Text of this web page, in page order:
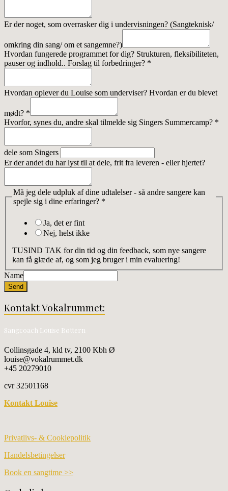
Er der noget, som overrasker dig i undervisningen? (Sangteknisk/
omkring din sang/ om et sangemne?)
Hvordan fungerede programmet for dig? Strukturen, fleksibiliteten,
pauser og indhold.. Forslag til forbedringer? *
Hvordan oplever du Louise som underviser? Hvordan er du blevet
mødt? *
Hvorfor, synes du, andre skal tilmelde sig Singers Summercamp? *
dele som Singers
Er der andet du har lyst til at dele, frit fra leveren - eller hjertet?
Må jeg dele udpluk af dine udtalelser - så andre sangere kan
spejle sig i dine erfaringer? *
Ja, det er fint
Nej, helst ikke
TUSIND TAK for din tid og din feedback, som nye sangere
kan få glæde af, og som jeg bruger i min evaluering!
Name
Send
Kontakt Vokalrummet:
Sangcoach Louise Bøttern
Collinsgade 4, kld tv, 2100 Kbh Ø
louise@vokalrummet.dk
+45 20279010
cvr 32501168
Kontakt Louise
Privatlivs- & Cookiepolitik
Handelsbetingelser
Book en sangtime >>